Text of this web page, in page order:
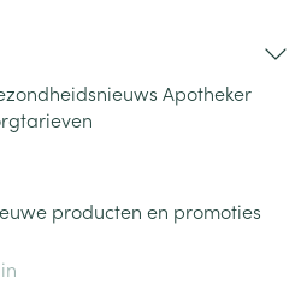
Apotheker
producten en promoties